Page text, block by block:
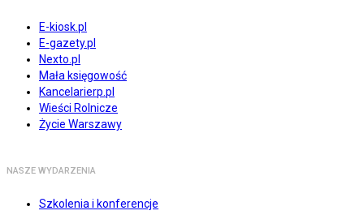
E-kiosk.pl
E-gazety.pl
Nexto.pl
Mała księgowość
Kancelarierp.pl
Wieści Rolnicze
Życie Warszawy
NASZE WYDARZENIA
Szkolenia i konferencje